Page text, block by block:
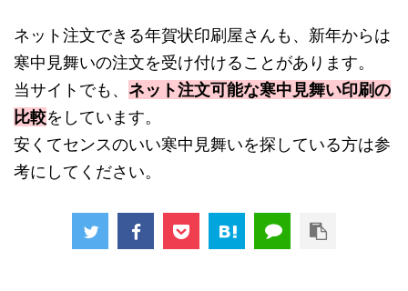
ネット注文できる年賀状印刷屋さんも、新年からは
寒中見舞いの注文を受け付けることがあります。
当サイトでも、 ネット注文可能な寒中見舞い印刷の
比較をしています。
安くてセンスのいい寒中見舞いを探している方は参
考にしてください。